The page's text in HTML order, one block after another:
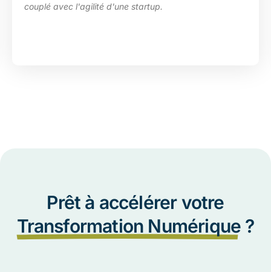
couplé avec l'agilité d'une startup.
Prêt à accélérer votre
Transformation Numérique ?